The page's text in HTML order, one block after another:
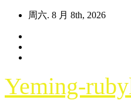
周六. 8 月 8th, 2026
Yeming-